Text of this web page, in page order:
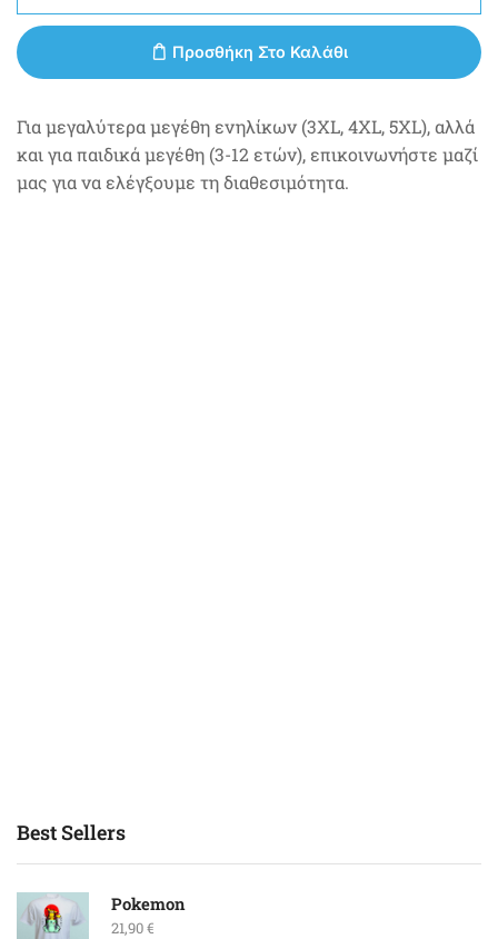
Προσθήκη Στο Καλάθι
Για μεγαλύτερα μεγέθη ενηλίκων (3XL, 4XL, 5XL), αλλά
και για παιδικά μεγέθη (3-12 ετών), επικοινωνήστε μαζί
μας για να ελέγξουμε τη διαθεσιμότητα.
Best Sellers
Pokemon
21,90€